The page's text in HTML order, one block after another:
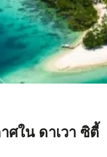
ศใน ดาเวา ซิตี้